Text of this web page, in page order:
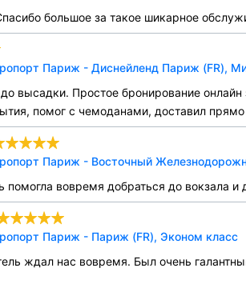
большое за такое шикарное
Париж - Диснейленд Париж (FR),
высадки. Простое бронирование
помог с чемоданами, доставил
Париж - Восточный
помогла вовремя добраться до вокзала и
Париж - Париж (FR), Эконом класс
ждал нас вовремя. Был очень